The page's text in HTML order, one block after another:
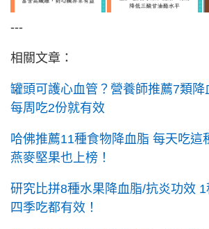
---
相關文章：
罐頭可護心血管？營養師推薦7類降
每周吃2份就有效
哈佛推薦11種食物降血脂 每天吃這
燕麥堅果也上榜！
研究比拼8種水果降血脂/抗炎功效
四季吃都有效！